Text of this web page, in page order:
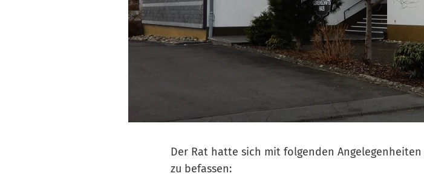
Der Rat hatte sich mit folgenden
zu befassen: